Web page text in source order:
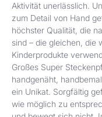
Aktivität unerlässlich.
zum Detail von Hand
höchster Qualität, die
sind – die gleichen, die
Kinderprodukte
Großes Super
handgenäht,
ein Unikat. Sorgfältig
wie möglich zu